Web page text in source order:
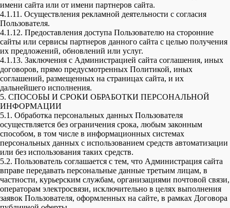
имени сайта или от имени партнеров сайта.
4.1.11. Осуществления рекламной деятельности с согласия
Пользователя.
4.1.12. Предоставления доступа Пользователю на сторонние
сайты или сервисы партнеров данного сайта с целью получения
их предложений, обновлений или услуг.
4.1.13. Заключения с Администрацией сайта соглашения, иных
договоров, прямо предусмотренных Политикой, иных
соглашений, размещенных на страницах сайта, и их
дальнейшего исполнения.
5. СПОСОБЫ И СРОКИ ОБРАБОТКИ ПЕРСОНАЛЬНОЙ
ИНФОРМАЦИИ
5.1. Обработка персональных данных Пользователя
осуществляется без ограничения срока, любым законным
способом, в том числе в информационных системах
персональных данных с использованием средств автоматизации
или без использования таких средств.
5.2. Пользователь соглашается с тем, что Администрация сайта
вправе передавать персональные данные третьим лицам, в
частности, курьерским службам, организациями почтовой связи,
операторам электросвязи, исключительно в целях выполнения
заявок Пользователя, оформленных на сайте, в рамках Договора